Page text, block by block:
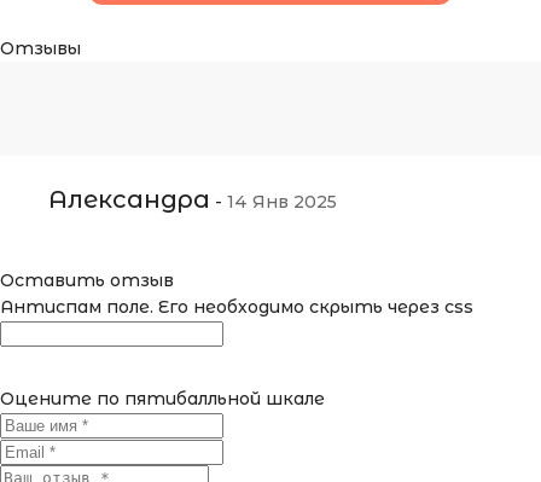
Отзывы
Александра - 14 Янв 2025
Оставить отзыв
Антиспам поле. Его необходимо скрыть через css
Оцените по пятибалльной шкале